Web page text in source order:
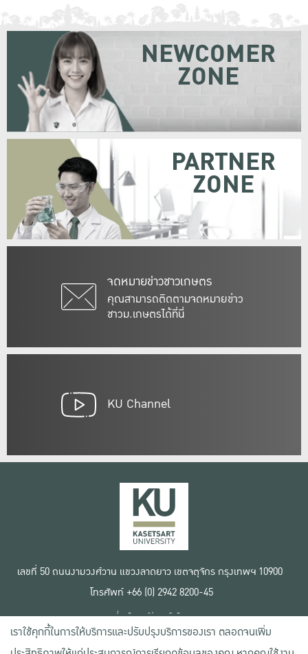
จดหมายข่าวชาวเกษตร
คุณสามารถติดตามจดหมายข่าว
ชาวม.เกษตรได้ที่นี่
NEWCOMER
ZONE
PARTNER
ZONE
KU Channel
เลขที่ 50 ถนนงามวงศ์วาน แขวงลาดยาว เขตจตุจักร กรุงเทพฯ 10900
โทรศัพท์ +66 (0) 2942 8200-45
เงื่อนไขการใช้งานเว็บไซต์
ข้อตกลงด้านสิทธิ์ใช้งาน
นโยบายความเป็นส่วนตัว
เราใช้คุกกี้ในการให้บริการและปรับปรุงบริการของเรา ตลอดจนเพิ่ม